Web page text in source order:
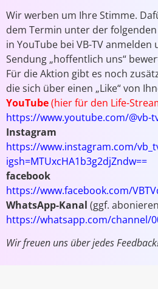
Wir werben um Ihre Stimme.
dem Termin unter der
in YouTube bei VB-TV
Sendung „hoffentlich uns“
Für die Aktion gibt es noch
die sich über einen „Like“ von
YouTube(hier für den Life-
https://www.youtube.com/@vb-
Instagram
https://www.instagram.com/
igsh=MTUxcHA1b3g2djZndw==
facebook
https://www.facebook.com/
WhatsApp-Kanal (ggf.
https://whatsapp.com/channel/
Wir freuen uns über jedes